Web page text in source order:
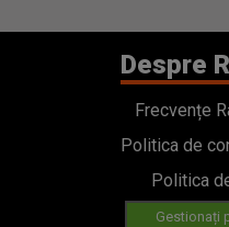
Despre
Frecvențe
Politica de
Politica
Gestionați